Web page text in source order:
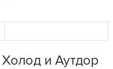
и Аутдор